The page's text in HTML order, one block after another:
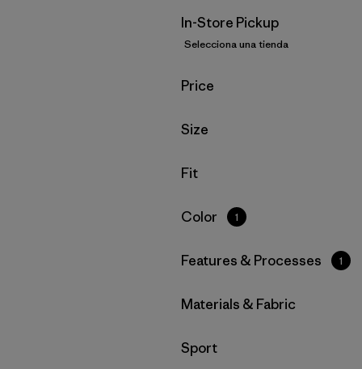
In-Store Pickup
Selecciona una tienda
Filtrar por
Price
Filtrar por
Size
Filtrar por
Fit
Filtrar por
Color 1
Filtrar por
Features & Processes 1
Filtrar por
Materials & Fabric
Filtrar por
Sport